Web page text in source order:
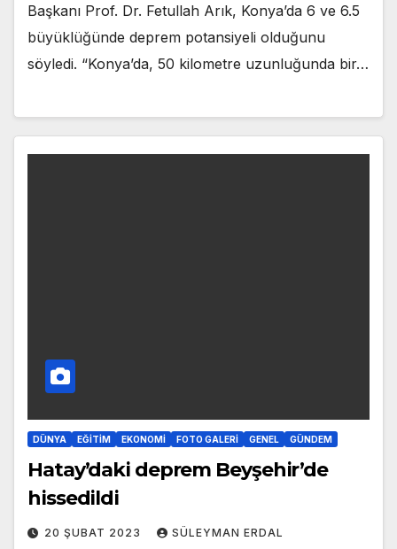
Başkanı Prof. Dr. Fetullah Arık, Konya’da 6 ve 6.5
büyüklüğünde deprem potansiyeli olduğunu
söyledi. “Konya’da, 50 kilometre uzunluğunda bir…
DÜNYA EĞITIM EKONOMI FOTO GALERI GENEL GÜNDEM
Hatay’daki deprem Beyşehir’de
hissedildi
20 ŞUBAT 2023 SÜLEYMAN ERDAL